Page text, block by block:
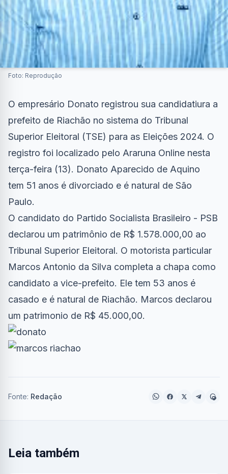
Foto: Reprodução
O empresário Donato registrou sua candidatiura a
prefeito de Riachão no sistema do Tribunal
Superior Eleitoral (TSE) para as Eleições 2024. O
registro foi localizado pelo Araruna Online nesta
terça-feira (13). Donato Aparecido de Aquino
tem 51 anos é divorciado e é natural de São
Paulo.
O candidato do Partido Socialista Brasileiro - PSB
declarou um patrimônio de R$ 1.578.000,00 ao
Tribunal Superior Eleitoral. O motorista particular
Marcos Antonio da Silva completa a chapa como
candidato a vice-prefeito. Ele tem 53 anos é
casado e é natural de Riachão. Marcos declarou
um patrimonio de R$ 45.000,00.
Fonte: Redação
Leia também